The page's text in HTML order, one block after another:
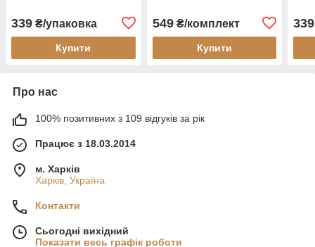
339 ₴/упаковка
Купити
549₴/комплект
Купити
339
Про нас
100% позитивних з 109 відгуків за рік
Працює з 18.03.2014
м. Харків
Харків, Україна
Контакти
Сьогодні вихідний
Показати весь графік роботи